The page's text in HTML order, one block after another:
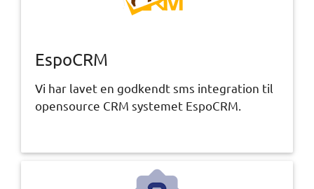
EspoCRM
Vi har lavet en godkendt sms integration til
opensource CRM systemet EspoCRM.